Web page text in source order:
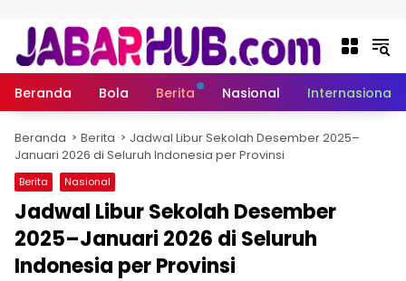
Beranda Bola Berita Nasional Internasional
Beranda Berita
Jadwal Libur Sekolah Desember 2025–
Januari 2026 di Seluruh Indonesia per Provinsi
Berita Nasional
Jadwal Libur Sekolah Desember
2025–Januari 2026 di Seluruh
Indonesia per Provinsi